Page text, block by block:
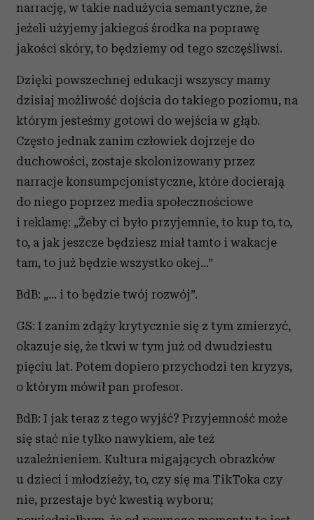
narrację, w takie nadużycia semantyczne, że
jeżeli użyjemy jakiegoś środka na poprawę
jakości skóry, to będziemy od tego szczęśliwsi.
Dzięki powszechnej edukacji wszyscy mamy
dzisiaj możliwość dojścia do takiego poziomu, na
którym jesteśmy gotowi do wejścia w głąb.
Często jednak zanim człowiek dojrzeje do
duchowości, zostaje skolonizowany przez
narracje konsumpcjonistyczne, które docierają
do niego poprzez media społecznościowe
i reklamę: „Żeby ci było przyjemnie, to kup to, to,
to, a jak jeszcze będziesz miał tamto i wakacje
tam, to już będzie wszystko okej…”
BdB: „… i to będzie twój rozwój”.
GS: I zanim zdąży krytycznie się z tym zmierzyć,
okazuje się, że tkwi w tym już od dwudziestu
pięciu lat. Potem dopiero przychodzi ten kryzys,
o którym mówił pan profesor.
BdB: I jak teraz z tego wyjść? Przyjemność może
się stać nie tylko nawykiem, ale też
uzależnieniem. Kultura migających obrazków
u dzieci i młodzieży, to, czy się ma TikToka czy
nie, przestaje być kwestią wyboru;